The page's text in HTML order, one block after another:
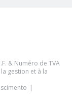
& Numéro de TVA
gestion et à la